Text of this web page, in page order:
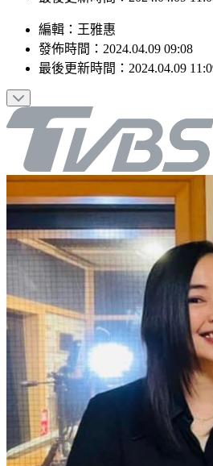
發佈時間：2024.04.09 09:08
最後更新時間：2024.04.09 11:09